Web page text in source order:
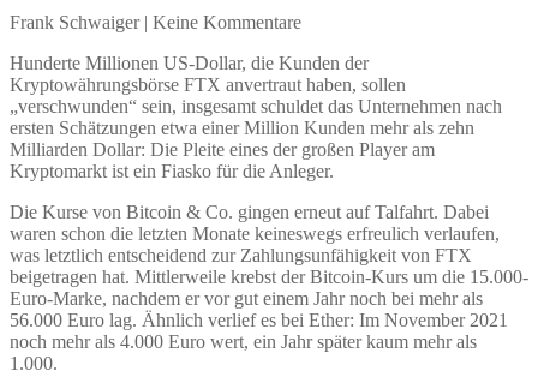
Frank Schwaiger | Keine Kommentare
Hunderte Millionen US-Dollar, die Kunden der
Kryptowährungsbörse FTX anvertraut haben, sollen
„verschwunden“ sein, insgesamt schuldet das Unternehmen nach
ersten Schätzungen etwa einer Million Kunden mehr als zehn
Milliarden Dollar: Die Pleite eines der großen Player am
Kryptomarkt ist ein Fiasko für die Anleger.
Die Kurse von Bitcoin & Co. gingen erneut auf Talfahrt. Dabei
waren schon die letzten Monate keineswegs erfreulich verlaufen,
was letztlich entscheidend zur Zahlungsunfähigkeit von FTX
beigetragen hat. Mittlerweile krebst der Bitcoin-Kurs um die 15.000-
Euro-Marke, nachdem er vor gut einem Jahr noch bei mehr als
56.000 Euro lag. Ähnlich verlief es bei Ether: Im November 2021
noch mehr als 4.000 Euro wert, ein Jahr später kaum mehr als
1.000.